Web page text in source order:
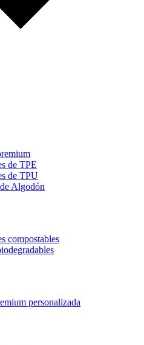
de TPE
de TPU
Algodón
compostables
personalizada